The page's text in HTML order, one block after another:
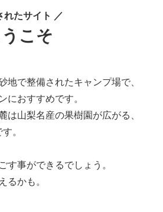
れたサイト ／
こそ
で整備されたキャンプ場で、
におすすめです。
山梨名産の果樹園が広がる、
。
す事ができるでしょう。
るかも。